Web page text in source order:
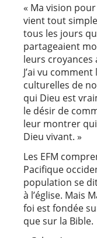
« Ma vision
vient tout
tous les jours
partageaient
leurs croyances
J’ai vu
culturelles de
qui Dieu est
le désir de
leur montrer qui
Dieu vivant. »
Les EFM
Pacifique
population se
à l’église. Mais
foi est fondée
que sur la Bible.